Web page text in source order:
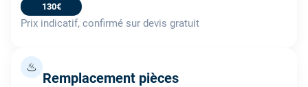
130€
Prix indicatif, confirmé sur devis gratuit
♨
Remplacement pièces